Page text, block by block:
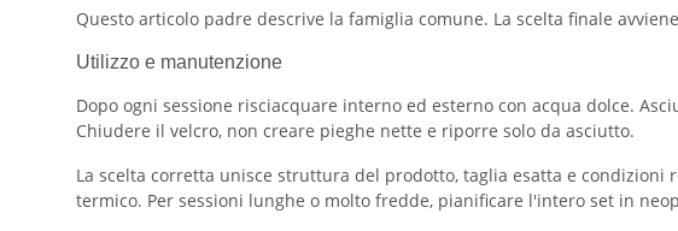
Questo articolo padre descrive la famiglia comune. La scelta finale
Utilizzo e manutenzione
Dopo ogni sessione risciacquare interno ed esterno con acqua dolce.
Chiudere il velcro, non creare pieghe nette e riporre solo da asciutto.
La scelta corretta unisce struttura del prodotto, taglia esatta e
termico. Per sessioni lunghe o molto fredde, pianificare l'intero set in